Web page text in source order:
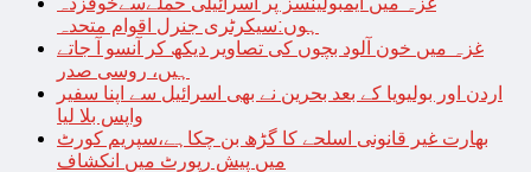
ہوں:سیکرٹری جنرل اقوام متحدہ
غزہ میں خون آلود بچوں کی تصاویر دیکھ کر آنسو آ جاتے
ہیں، روسی صدر
اردن اور بولیویا کے بعد بحرین نے بھی اسرائیل سے اپنا سفیر
واپس بلا لیا
بھارت غیر قانونی اسلحے کا گڑھ بن چکاہے،سپریم کورٹ
میں پیش رپورٹ میں انکشاف